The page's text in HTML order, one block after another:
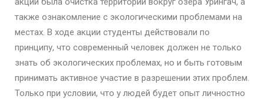
также ознакомление с экологическими проблемами на
местах. В ходе акции студенты действовали по
принципу, что современный человек должен не только
знать об экологических проблемах, но и быть готовым
принимать активное участие в разрешении этих проблем.
Только при условии, что у людей будет опыт личностно